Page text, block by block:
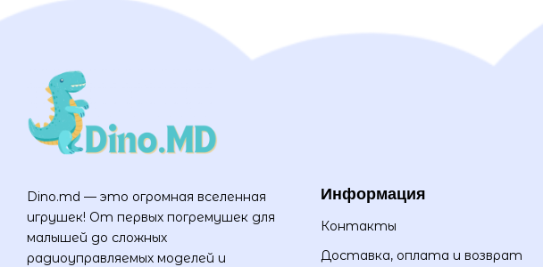
Dino.md — это огромная вселенная
игрушек! От первых погремушек для
малышей до сложных
радиоуправляемых моделей и
Информация
Контакты
Доставка, оплата и возврат